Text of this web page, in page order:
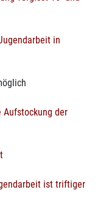
in
Aufstockung der
ist triftiger